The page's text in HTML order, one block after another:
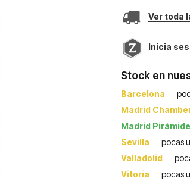
Ver toda
Inicia
Stock en
Barcelona
Madrid
Madrid
Sevilla
pocas
Valladolid
Vitoria
pocas